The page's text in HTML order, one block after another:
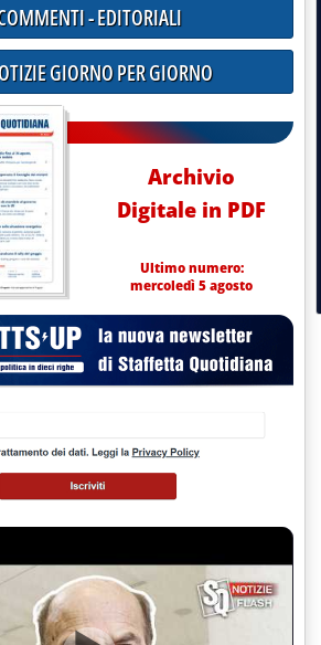
SUI MERCATI INTERNAZIONALI'
Guerrera
- EDITORIALI
GIORNO PER GIORNO
Archivio
Digitale in PDF
Ultimo numero:
mercoledì 5 agosto